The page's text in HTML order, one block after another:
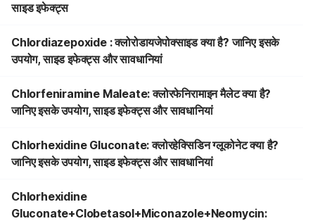
साइड इफेक्ट्स
Chlordiazepoxide : क्लोरोडायजेपोक्साइड क्या है? जानिए इसके
उपयोग, साइड इफेक्ट्स और सावधानियां
Chlorfeniramine Maleate: क्लोरफेनिरामाइन मैलेट क्या है?
जानिए इसके उपयोग, साइड इफेक्ट्स और सावधानियां
Chlorhexidine Gluconate: क्लोरहेक्सिडिन ग्लूकोनेट क्या है?
जानिए इसके उपयोग, साइड इफेक्ट्स और सावधानियां
Chlorhexidine
Gluconate+Clobetasol+Miconazole+Neomycin: